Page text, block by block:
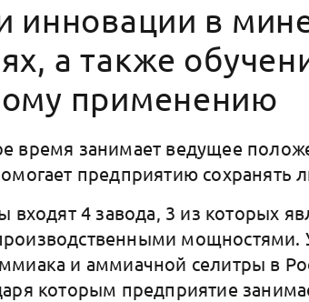
инновации в
а также
применению
время занимает ведущее
предприятию сохранять
входят 4 завода, 3 из которых
и аммиачной селитры в
которым предприятие